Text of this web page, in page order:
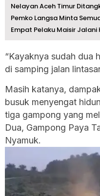
Nelayan Aceh Timur
Empat Pelaku Maisir Jalani
“Kayaknya sudah dua
di samping jalan
Masih katanya,
busuk menyengat
tiga gampong yang
Dua, Gampong Paya
Nyamuk.